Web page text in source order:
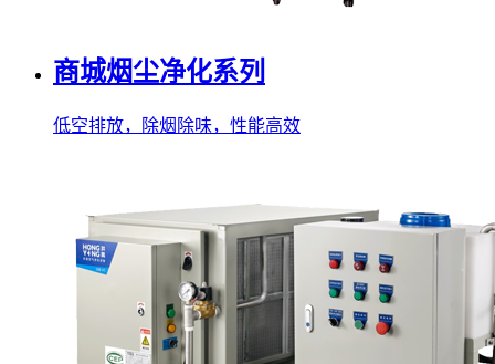
商城烟尘净化系列
低空排放，除烟除味，性能高效